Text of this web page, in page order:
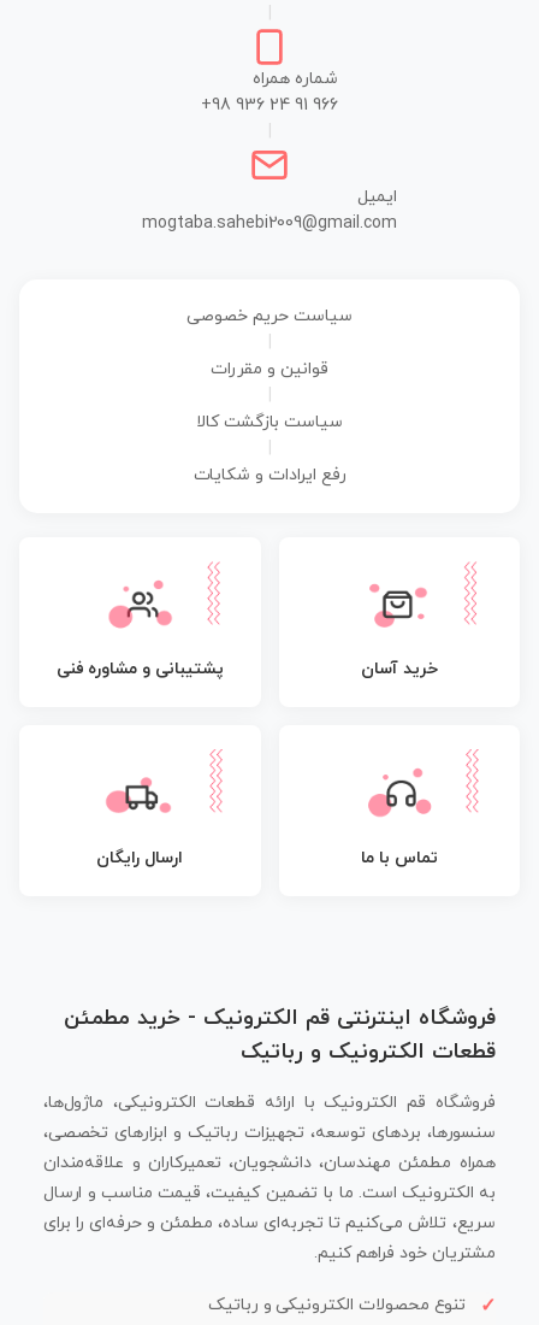
شماره همراه
+98 936 24 91 966
ایمیل
mogtaba.sahebi2009@gmail.com
سیاست حریم خصوصی
قوانین و مقررات
سیاست بازگشت کالا
رفع ایرادات و شکایات
خرید آسان پشتیبانی و مشاوره فنی
تماس با ما ارسال رایگان
فروشگاه اینترنتی قم الکترونیک - خرید مطمئن
قطعات الکترونیک و رباتیک
فروشگاه قم الکترونیک با ارائه قطعات الکترونیکی، ماژول‌ها،
سنسورها، بردهای توسعه، تجهیزات رباتیک و ابزارهای تخصصی،
همراه مطمئن مهندسان، دانشجویان، تعمیرکاران و علاقه‌مندان
به الکترونیک است. ما با تضمین کیفیت، قیمت مناسب و ارسال
سریع، تلاش می‌کنیم تا تجربه‌ای ساده، مطمئن و حرفه‌ای را برای
مشتریان خود فراهم کنیم.
تنوع محصولات الکترونیکی و رباتیک